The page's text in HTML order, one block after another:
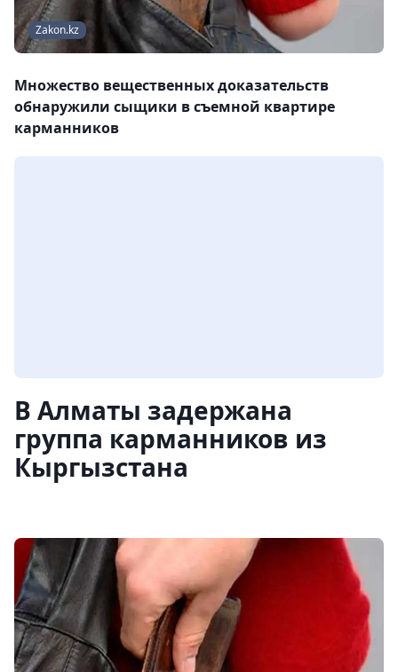
Zakon.kz
Множество вещественных доказательств
обнаружили сыщики в съемной квартире
карманников
В Алматы задержана
группа карманников из
Кыргызстана